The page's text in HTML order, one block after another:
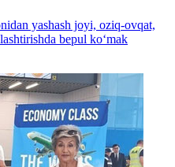
yashash joyi, oziq-ovqat,
bepul ko‘mak